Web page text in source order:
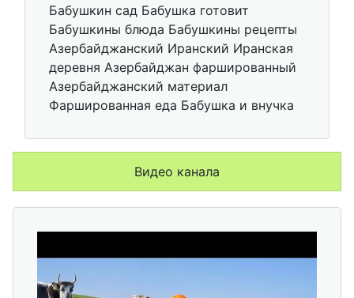
Бабушкин сад Бабушка готовит
Бабушкины блюда Бабушкины рецепты
Азербайджанский Иранский Иранская
деревня Азербайджан фаршированный
Азербайджанский материал
Фаршированная еда Бабушка и внучка
Видео канала